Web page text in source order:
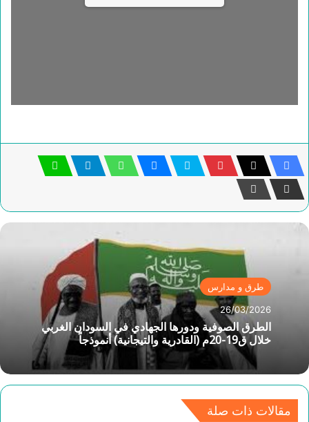
طرق و مدارس
26/03/2026
الطرق الصوفية ودورها الجهادي في السودان الغربي
خلال ق19-20م (القادرية والتيجانية) أنموذجاً
مقالات ذات صلة